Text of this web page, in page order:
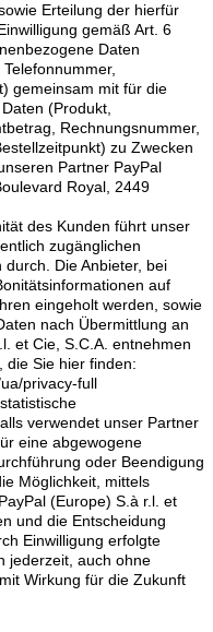
Erteilung der hierfür
gemäß Art. 6
Daten
gemeinsam mit für die
(Produkt,
Rechnungsnummer,
zu Zwecken
Partner PayPal
Royal, 2449
des Kunden führt unser
zugänglichen
Die Anbieter, bei
auf
eingeholt werden, sowie
nach Übermittlung an
et Cie, S.C.A. entnehmen
die Sie hier finden:
privacy-full
verwendet unser Partner
eine abgewogene
oder Beendigung
Möglichkeit, mittels
(Europe) S.à r.l. et
und die Entscheidung
Einwilligung erfolgte
jederzeit, auch ohne
Wirkung für die Zukunft